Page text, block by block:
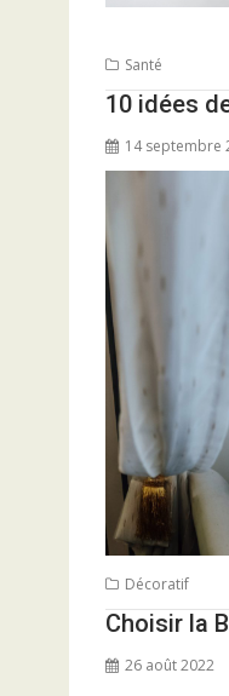
Santé
10 idées
14 septembre
Décoratif
Choisir la
26 août 2022